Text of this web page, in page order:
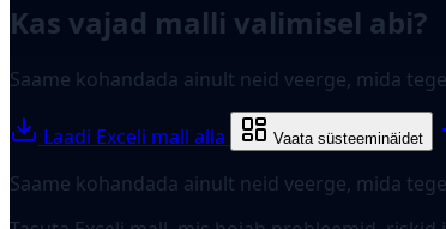
Kas vajad malli valimisel abi?
Saame kohandada ainult neid veerge, mida
Laadi Exceli mall alla Vaata süsteeminäidet
Saame kohandada ainult neid veerge, mida